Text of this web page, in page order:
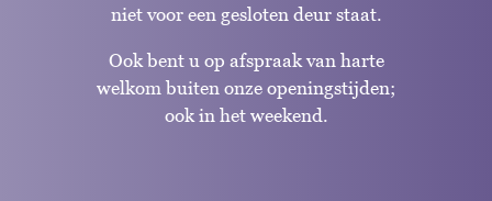
niet voor een gesloten deur staat.
Ook bent u op afspraak van harte
welkom buiten onze openingstijden;
ook in het weekend.